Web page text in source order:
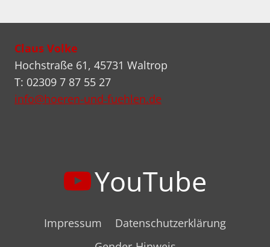
Claus Volke
Hochstraße 61, 45731 Waltrop
T: 02309 7 87 55 27
info@hoeren-und-fuehlen.de
YouTube
Impressum
Datenschutzerklärung